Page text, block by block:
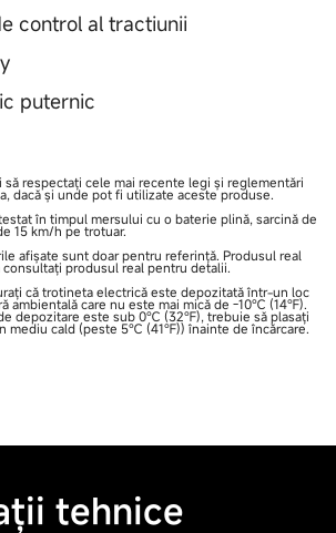
control al tractiunii
puternic
să respectați cele mai recente legi și reglementări
dacă și unde pot fi utilizate aceste produse.
în timpul mersului cu o baterie plină, sarcină de
15 km/h pe trotuar.
afișate sunt doar pentru referință. Produsul real
consultați produsul real pentru detalii.
că trotineta electrică este depozitată într-un loc
ambientală care nu este mai mică de -10℃ (14℉).
depozitare este sub 0℃ (32℉), trebuie să plasați
mediu cald (peste 5℃ (41℉)) înainte de încărcare.
tehnice